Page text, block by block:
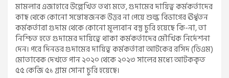
মামলার এজাহারে উল্লেখিত তথ্য মতে, গুদামের দায়িত্ব কর্মকর্তাদের
কাছ থেকে কোনো সন্তোষজনক উত্তর না পেয়ে শুল্ক বিভাগের ঊর্ধ্বতন
কর্মকর্তারা গুদাম থেকে কোনো মূল্যবান বস্তু চুরি হয়েছে কি-না, তা
নিশ্চিত হতে গুদামের দায়িত্বে থাকা কর্মকর্তাদের মৌখিক নির্দেশনা
দেন। পরে দিনভর গুদামের দায়িত্ব কর্মকর্তারা আটকের রসিদ (ডিএম)
মোতাবেক দেখতে পান ২০২০ থেকে ২০২৩ সালের মধ্যে আটককৃত
৫৫ কেজি ৫১ গ্রাম সোনা চুরি হয়েছে।